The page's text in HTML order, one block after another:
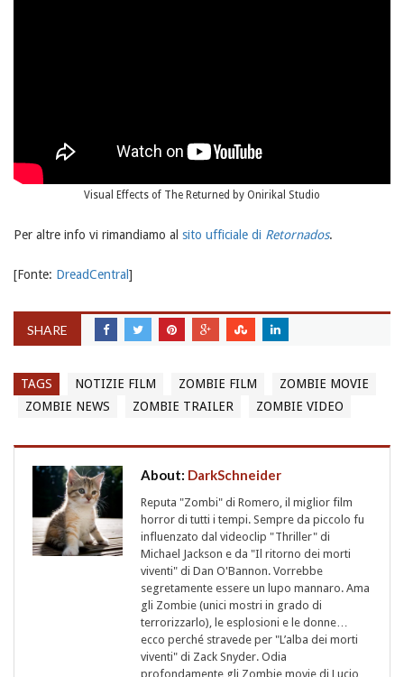
Visual Effects of The Returned by Onirikal Studio
Per altre info vi rimandiamo al sito ufficiale di Retornados.
[Fonte: DreadCentral ]
SHARE
TAGS NOTIZIE FILM ZOMBIE FILM
ZOMBIE MOVIE
ZOMBIE NEWS
ZOMBIE TRAILER ZOMBIE VIDEO
About: DarkSchneider
Reputa "Zombi" di Romero, il miglior film
horror di tutti i tempi. Sempre da piccolo fu
influenzato dal videoclip "Thriller" di
Michael Jackson e da "Il ritorno dei morti
viventi" di Dan O'Bannon. Vorrebbe
segretamente essere un lupo mannaro. Ama
gli Zombie (unici mostri in grado di
terrorizzarlo), le esplosioni e le donne…
ecco perché stravede per "L’alba dei morti
viventi" di Zack Snyder. Odia
profondamente gli Zombie movie di Lucio